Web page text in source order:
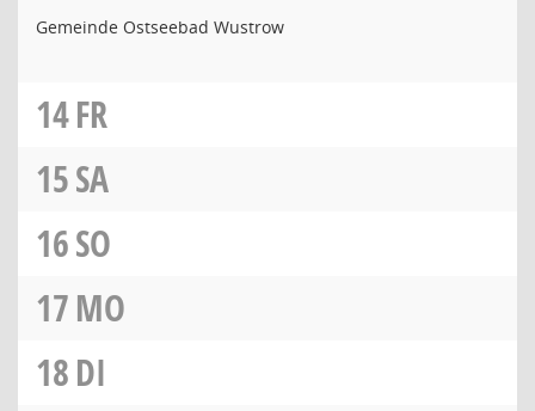
Gemeinde Ostseebad Wustrow
14FR
15SA
16SO
17MO
18DI